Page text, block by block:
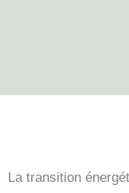
La transition